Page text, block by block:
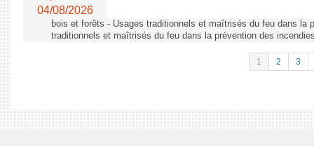
04/08/2026
bois et forêts - Usages traditionnels et maîtrisés du feu dans la
traditionnels et maîtrisés du feu dans la prévention des
1 2 3